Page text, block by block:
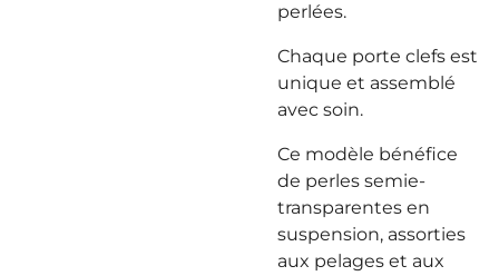
perlées.
Chaque porte clefs est
unique et assemblé
avec soin.
Ce modèle bénéfice
de perles semie-
transparentes en
suspension, assorties
aux pelages et aux